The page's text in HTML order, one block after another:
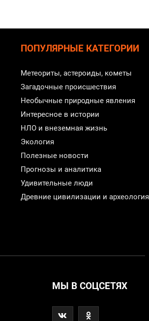
ПОПУЛЯРНЫЕ КАТЕГОРИИ
Метеориты, астероиды, кометы
Загадочные происшествия
Необычные природные явления
Интересное в истории
НЛО и внеземная жизнь
Экология
Полезные новости
Прогнозы и аналитика
Удивительные люди
Древние цивилизации и археология
МЫ В СОЦСЕТЯХ